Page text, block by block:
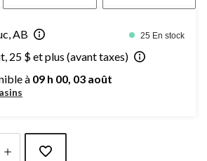
AB 25 En stock
25 $ et plus (avant taxes)
à 09 h 00, 03 août